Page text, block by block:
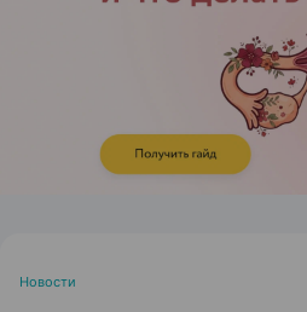
ЭФФЕКТИВНАЯ
Новости